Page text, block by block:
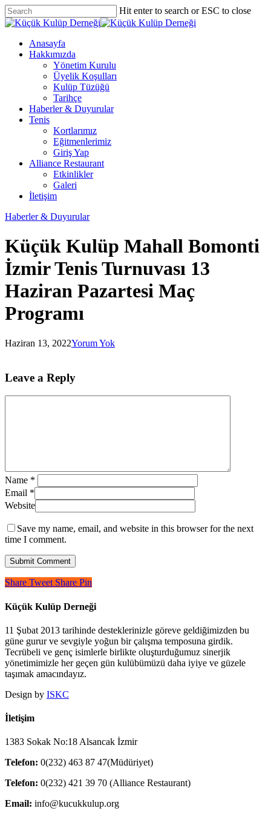
Skip
to
content
Hit enter to search or ESC to close
Close
Menu
Anasayfa
Hakkımızda
Yönetim Kurulu
Üyelik Koşulları
Kulüp Tüzüğü
Tarihçe
Haberler & Duyurular
Tenis
Kortlarımız
Eğitmenlerimiz
Giriş Yap
Alliance Restaurant
Etkinlikler
Galeri
İletişim
Haberler & Duyurular
Küçük Kulüp Mahall Bomonti
İzmir Tenis Turnuvası 13
Haziran Pazartesi Maç
Programı
Haziran 13, 2022Yorum Yok
Leave a Reply
Name *
Email *
Website
Save my name, email, and website in this browser for the next
time I comment.
Share Tweet Share Pin
Küçük Kulüp Derneği
11 Şubat 2013 tarihinde desteklerinizle göreve geldiğimizden bu
güne gurur ve sevgiyle yoğun bir çalışma temposuna girdik.
Tecrübeli ve genç isimlerle birlikte oluşturduğumuz sinerjik
yönetimimizle her geçen gün kulübümüzü daha iyiye ve güzele
taşımak amacındayız.
Design by ISKC
İletişim
1383 Sokak No:18 Alsancak İzmir
Telefon: 0(232) 463 87 47(Müdüriyet)
Telefon: 0(232) 421 39 70 (Alliance Restaurant)
Email: info@kucukkulup.org